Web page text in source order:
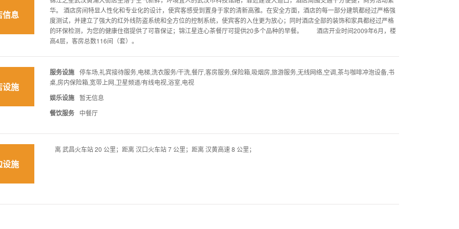
信息
华。 酒店房间特显人性化和专业化的设计，使宾客感受到置身于家的清新高雅。在安全方面，酒店的每一部分建筑都经过严格强
度测试，并建立了强大的红外线防盗系统和全方位的控制系统，使宾客的入住更为放心；同时酒店全部的装饰和家具都经过严格
的环保检测，为您的健康住宿提供了可靠保证；锦江星连心茶餐厅可提供20多个品种的早餐。 酒店开业时间2009年6月，楼
高4层，客房总数116间（套）。
设施
服务设施
停车场,礼宾接待服务,电梯,洗衣服务/干洗,餐厅,客房服务,保险箱,吸烟房,旅游服务,无线网络,空调,茶与咖啡冲泡设备,书
桌,房内保险箱,宽带上网,卫星频道/有线电视,浴室,电视
娱乐设施 暂无信息
餐饮服务 中餐厅
设施
离 武昌火车站 20 公里；距离 汉口火车站 7 公里；距离 汉黄高速 8 公里；